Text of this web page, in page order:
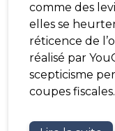
comme des
elles se
réticence de
réalisé par
scepticisme
coupes fiscales.